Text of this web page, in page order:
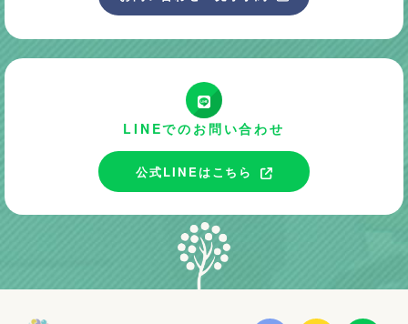
LINEでのお問い合わせ
公式LINEはこちら